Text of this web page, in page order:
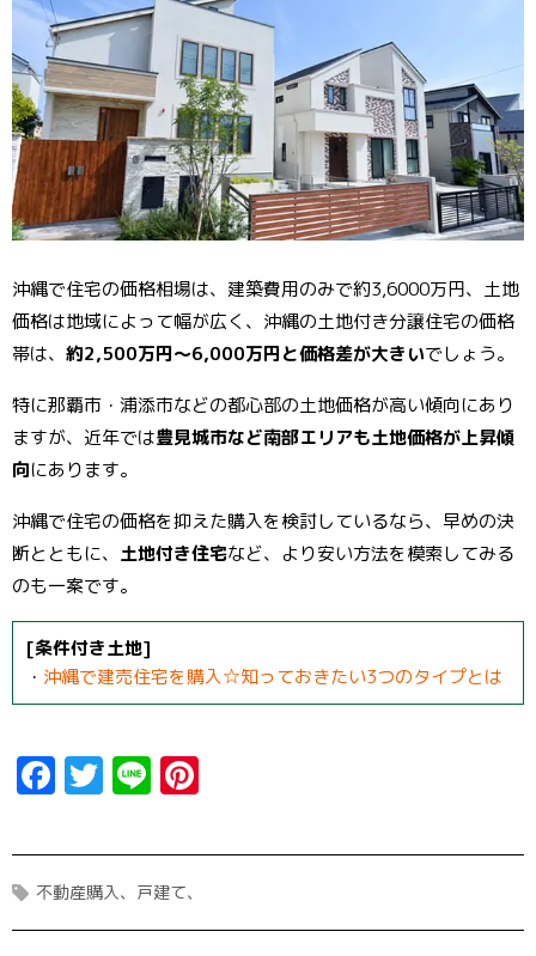
沖縄で住宅の価格相場は、建築費用のみで約3,6000万円、土地
価格は地域によって幅が広く、沖縄の土地付き分譲住宅の価格
帯は、 約2,500万円～6,000万円と価格差が大きいでしょう。
特に那覇市・浦添市などの都心部の土地価格が高い傾向にあり
ますが、近年では豊見城市など南部エリアも土地価格が上昇傾
向にあります。
沖縄で住宅の価格を抑えた購入を検討しているなら、早めの決
断とともに、 土地付き住宅など、より安い方法を模索してみる
のも一案です。
[条件付き土地]
・ 沖縄で建売住宅を購入☆知っておきたい3つのタイプとは
F
ce
b
o
T
it
t
er
Li
e t
e
不動産購入 戸建て